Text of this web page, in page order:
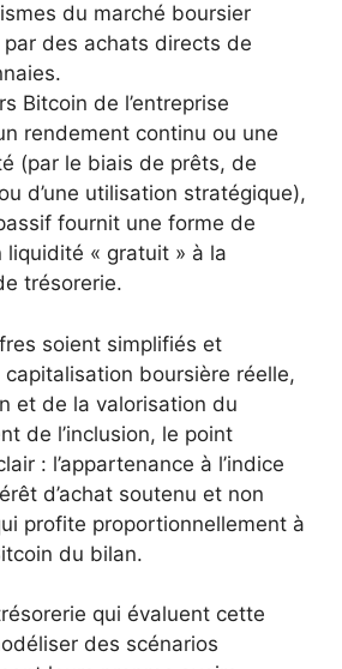
du marché boursier
des achats directs de
Bitcoin de l’entreprise
rendement continu ou une
(par le biais de prêts, de
d’une utilisation stratégique),
fournit une forme de
liquidité « gratuit » à la
trésorerie.
soient simplifiés et
boursière réelle,
et de la valorisation du
de l’inclusion, le point
: l’appartenance à l’indice
d’achat soutenu et non
profite proportionnellement à
du bilan.
qui évaluent cette
des scénarios